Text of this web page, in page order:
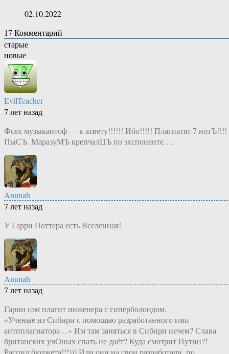
02.10.2022
17 Комментарий
старые
новые
EvilTeacher
7 лет назад
Фсех музыкантоф — к атвету!!!!!! Ибо!!!!! Плагиатят 7 нотЪ!!!!
ПыСЪ. МаразуМЪ крепчалЦЪ по эхспоненте….
Anunah
7 лет назад
У Гарри Поттера есть Вселенная!
Anunah
7 лет назад
Гарин сам плагит инженера с гиперболоидом.
«Ученые из Сибири с помощью разработанного ими
антиплагиатора…» Им там заняться в Сибири нечем? Слава
британских учОных спать не даёт? Куда смотрит Путин?!